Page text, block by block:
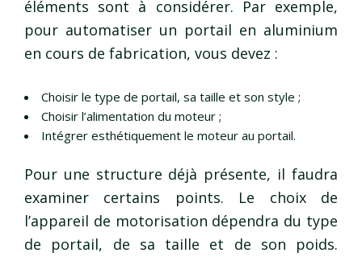
éléments sont à considérer. Par exemple,
pour automatiser un portail en aluminium
en cours de fabrication, vous devez :
Choisir le type de portail, sa taille et son style ;
Choisir l’alimentation du moteur ;
Intégrer esthétiquement le moteur au portail.
Pour une structure déjà présente, il faudra
examiner certains points. Le choix de
l’appareil de motorisation dépendra du type
de portail, de sa taille et de son poids.